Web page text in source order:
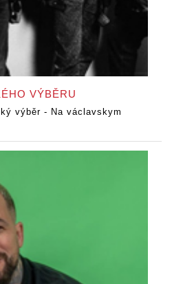
VÝBĚRU
výběr - Na václavskym